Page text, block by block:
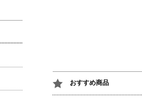
おすすめ商品